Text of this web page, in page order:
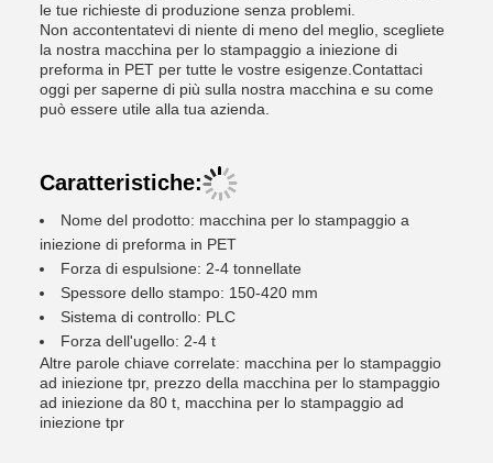
le tue richieste di produzione senza problemi.
Non accontentatevi di niente di meno del meglio, scegliete
la nostra macchina per lo stampaggio a iniezione di
preforma in PET per tutte le vostre esigenze.Contattaci
oggi per saperne di più sulla nostra macchina e su come
può essere utile alla tua azienda.
Caratteristiche:
Nome del prodotto: macchina per lo stampaggio a
iniezione di preforma in PET
Forza di espulsione: 2-4 tonnellate
Spessore dello stampo: 150-420 mm
Sistema di controllo: PLC
Forza dell'ugello: 2-4 t
Altre parole chiave correlate: macchina per lo stampaggio
ad iniezione tpr, prezzo della macchina per lo stampaggio
ad iniezione da 80 t, macchina per lo stampaggio ad
iniezione tpr